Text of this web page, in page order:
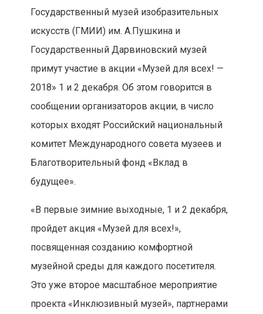
Государственный музей изобразительных
искусств (ГМИИ) им. А.Пушкина и
Государственный Дарвиновский музей
примут участие в акции «Музей для всех! —
2018» 1 и 2 декабря. Об этом говорится в
сообщении организаторов акции, в число
которых входят Российский национальный
комитет Международного совета музеев и
Благотворительный фонд «Вклад в
будущее».
«В первые зимние выходные, 1 и 2 декабря,
пройдет акция «Музей для всех!»,
посвященная созданию комфортной
музейной среды для каждого посетителя.
Это уже второе масштабное мероприятие
проекта «Инклюзивный музей», партнерами